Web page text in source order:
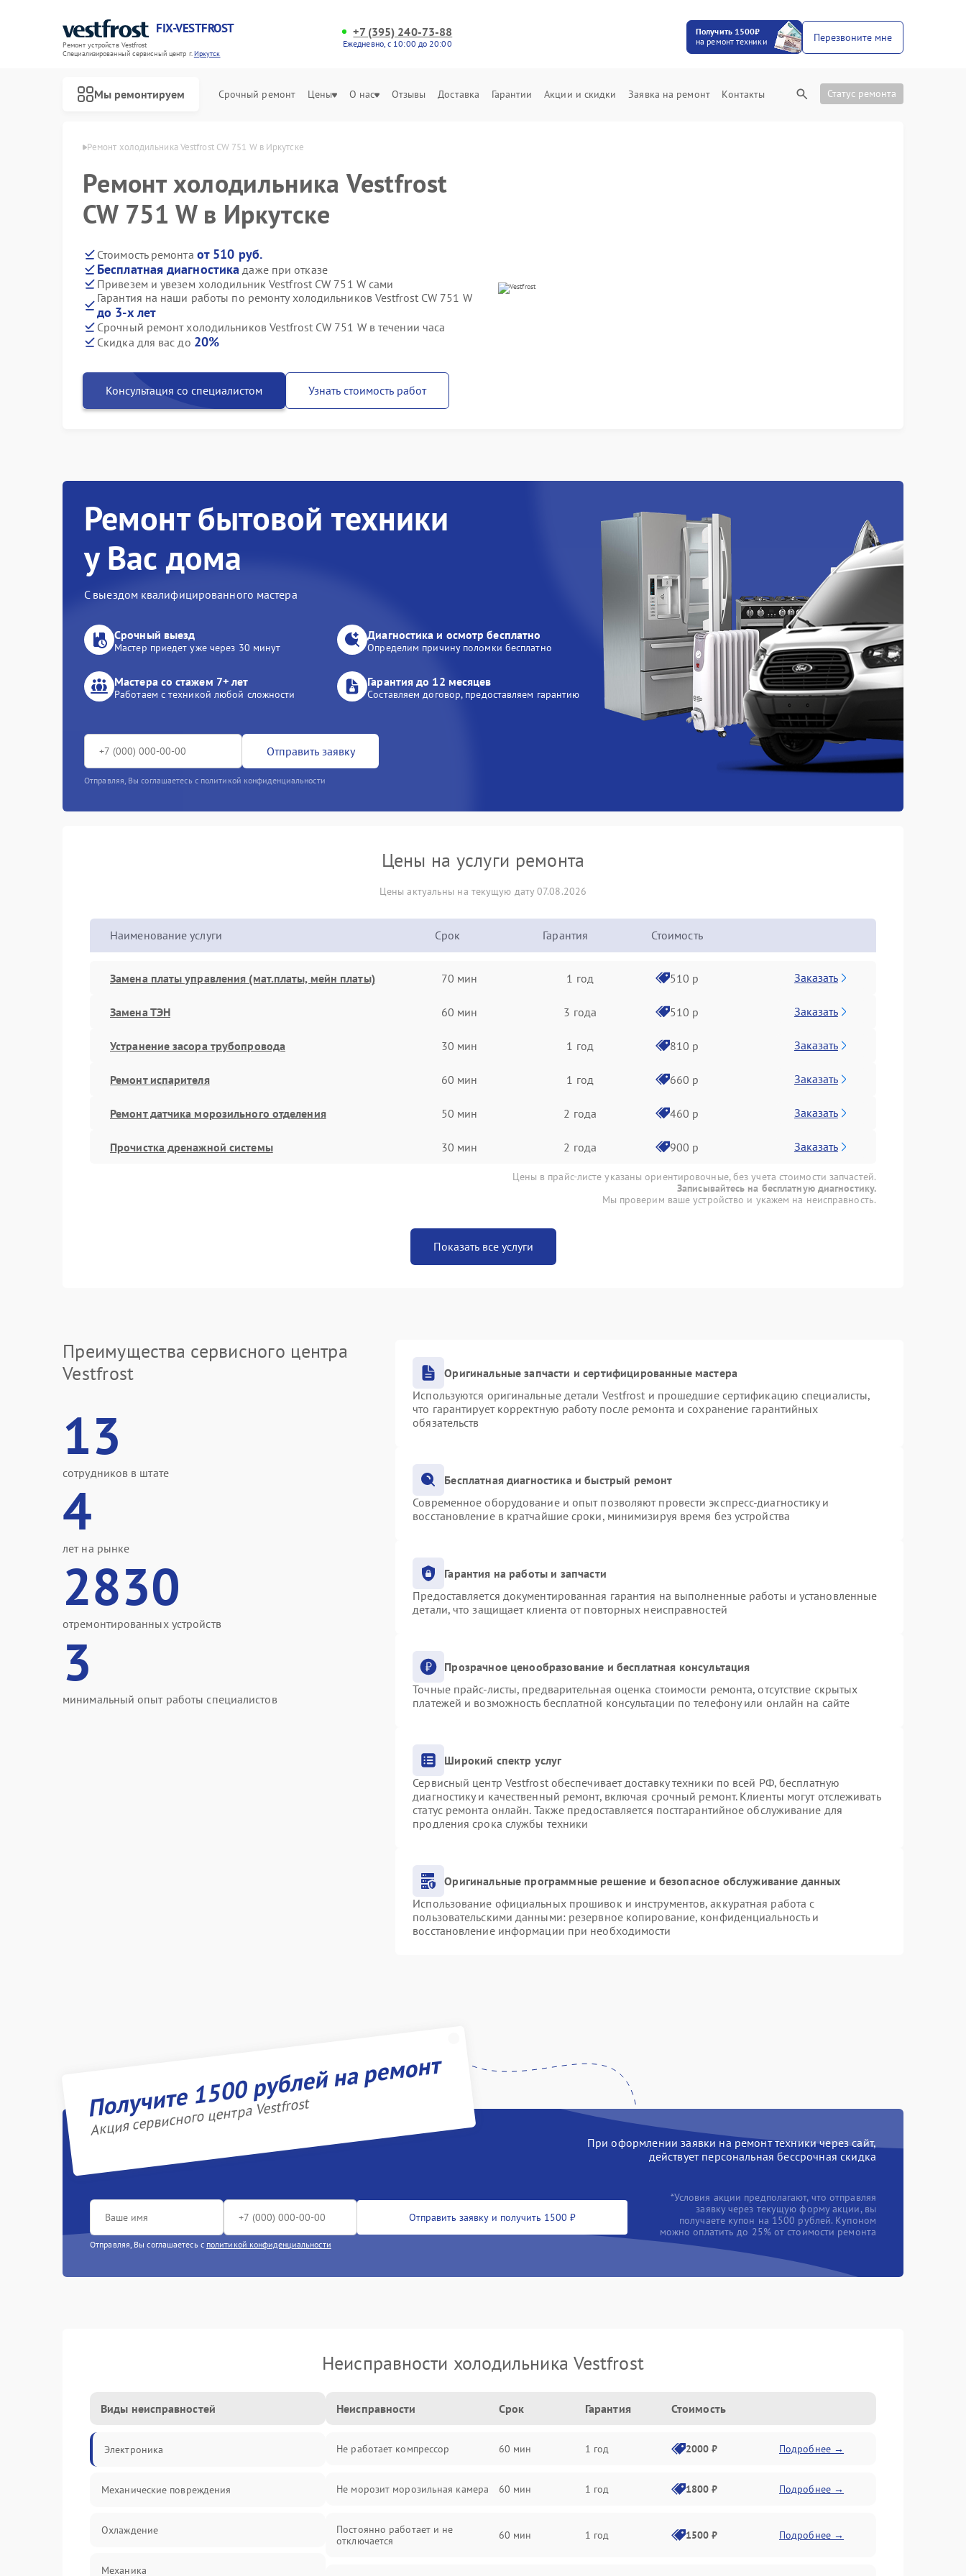
FIX-VESTFROST
Ремонт устройств Vestfrost
Специализированный cервисный центр г.Иркутск
+7 (395) 240-73-88
Ежедневно, с 10:00 до 20:00
Получить 1500₽
на ремонт техники
Перезвоните мне
Мы ремонтируем Срочный ремонт Цены О нас Отзывы Доставка Гарантии Акции и скидки Заявка на ремонт Контакты Статус ремонта
Ремонт холодильника Vestfrost CW 751 W в Иркутске
Ремонт холодильника Vestfrost
CW 751 W в Иркутске
Стоимость ремонта от 510 руб.
Бесплатная диагностика даже при отказе
Привезем и увезем холодильник Vestfrost CW 751 W сами
Гарантия на наши работы по ремонту холодильников Vestfrost CW 751 W
до 3-х лет
Срочный ремонт холодильников Vestfrost CW 751 W в течении часа
Скидка для вас до 20%
Консультация со специалистом Узнать стоимость работ
Ремонт бытовой техники
у Вас дома
С выездом квалифицированного мастера
Срочный выезд
Мастер приедет уже через 30 минут
Диагностика и осмотр бесплатно
Определим причину поломки бесплатно
Мастера со стажем 7+ лет
Работаем с техникой любой сложности
Гарантия до 12 месяцев
Составляем договор, предоставляем гарантию
Отправить заявку
Отправляя, Вы соглашаетесь с политикой конфиденциальности
Цены на услуги ремонта
Цены актуальны на текущую дату 07.08.2026
Наименование услуги Срок Гарантия Стоимость
Замена платы управления (мат.платы, мейн платы) 70 мин 1 год 510 р Заказать
Замена ТЭН 60 мин 3 года 510 р Заказать
Устранение засора трубопровода 30 мин 1 год 810 р Заказать
Ремонт испарителя 60 мин 1 год 660 р Заказать
Ремонт датчика морозильного отделения 50 мин 2 года 460 р Заказать
Прочистка дренажной системы 30 мин 2 года 900 р Заказать
Цены в прайс-листе указаны ориентировочные, без учета стоимости запчастей.
Записывайтесь на бесплатную диагностику.
Мы проверим ваше устройство и укажем на неисправность.
Показать все услуги
Преимущества сервисного центра
Vestfrost
13
сотрудников в штате
4
лет на рынке
2830
отремонтированных устройств
3
минимальный опыт работы специалистов
Оригинальные запчасти и сертифицированные мастера
Используются оригинальные детали Vestfrost и прошедшие сертификацию специалисты,
что гарантирует корректную работу после ремонта и сохранение гарантийных
обязательств
Бесплатная диагностика и быстрый ремонт
Современное оборудование и опыт позволяют провести экспресс-диагностику и
восстановление в кратчайшие сроки, минимизируя время без устройства
Гарантия на работы и запчасти
Предоставляется документированная гарантия на выполненные работы и установленные
детали, что защищает клиента от повторных неисправностей
Прозрачное ценообразование и бесплатная консультация
Точные прайс-листы, предварительная оценка стоимости ремонта, отсутствие скрытых
платежей и возможность бесплатной консультации по телефону или онлайн на сайте
Широкий спектр услуг
Сервисный центр Vestfrost обеспечивает доставку техники по всей РФ, бесплатную
диагностику и качественный ремонт, включая срочный ремонт. Клиенты могут отслеживать
статус ремонта онлайн. Также предоставляется постгарантийное обслуживание для
продления срока службы техники
Оригинальные программные решение и безопасное обслуживание данных
Использование официальных прошивок и инструментов, аккуратная работа с
пользовательскими данными: резервное копирование, конфиденциальность и
восстановление информации при необходимости
Получите 1500 рублей на ремонт
Акция сервисного центра Vestfrost
При оформлении заявки на ремонт техники через сайт,
действует персональная бессрочная скидка
Отправить заявку и получить 1500 ₽
Отправляя, Вы соглашаетесь с политикой конфиденциальности
*Условия акции предполагают, что отправляя
заявку через текущую форму акции, вы
получаете купон на 1500 рублей. Купоном
можно оплатить до 25% от стоимости ремонта
Неисправности холодильника Vestfrost
Виды неисправностей
Электроника
Механические повреждения
Охлаждение
Механика
Неисправности Срок Гарантия Стоимость
Не работает компрессор 60 мин 1 год 2000 ₽ Подробнее →
Не морозит морозильная камера 60 мин 1 год 1800 ₽ Подробнее →
Постоянно работает и не
отключается
60 мин 1 год 1500 ₽ Подробнее →